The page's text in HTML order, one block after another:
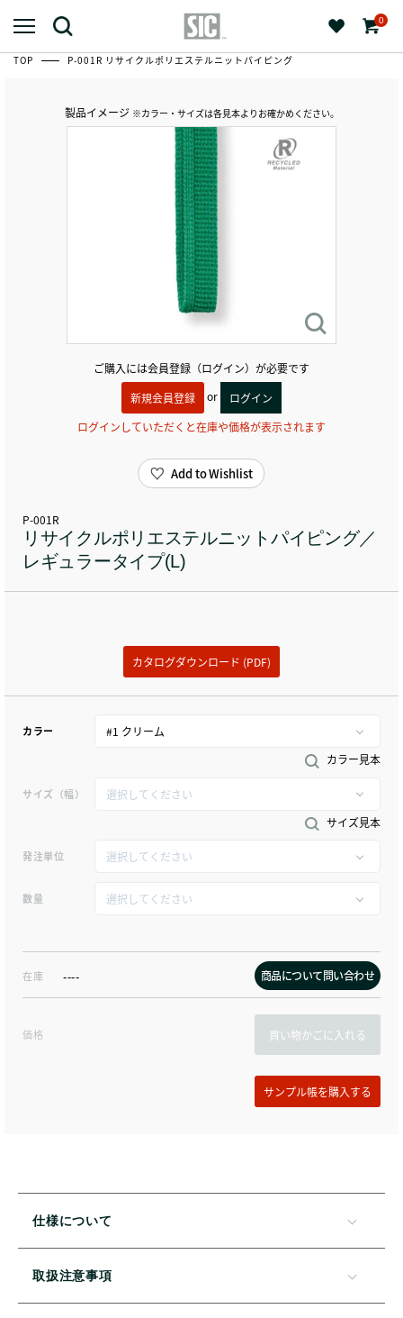
0
TOP P-001R リサイクルポリエステルニットパイピング
製品イメージ ※カラー・サイズは各見本よりお確かめください。
ご購入には会員登録（ログイン）が必要です
新規会員登録
or
ログイン
ログインしていただくと在庫や価格が表示されます
P-001R
リサイクルポリエステルニットパイピング／
レギュラータイプ(L)
カタログダウンロード (PDF)
カラー
カラー見本
サイズ（幅）
サイズ見本
発注単位
数量
在庫 ---- 商品について問い合わせ
価格 買い物かごに入れる
Add to Wishlist
仕様について
取扱注意事項